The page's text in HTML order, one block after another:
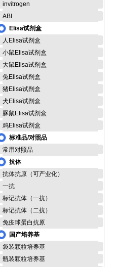
invitrogen
ABI
Elisa试剂盒
人Elisa试剂盒
小鼠Elisa试剂盒
大鼠Elisa试剂盒
兔Elisa试剂盒
猪Elisa试剂盒
犬Elisa试剂盒
豚鼠Elisa试剂盒
鸡Elisa试剂盒
标准品/对照品
常用对照品
抗体
抗体抗原（可产业化）
一抗
标记抗体（一抗）
标记抗体（二抗）
免疫球蛋白抗原
国产培养基
袋装颗粒培养基
瓶装颗粒培养基